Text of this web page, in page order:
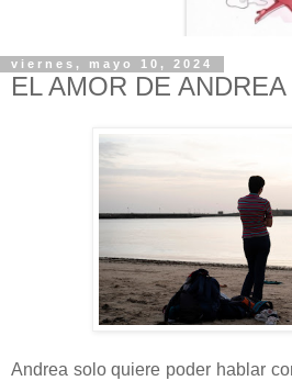
viernes, mayo 10, 2024
EL AMOR DE ANDREA
Andrea solo quiere poder hablar